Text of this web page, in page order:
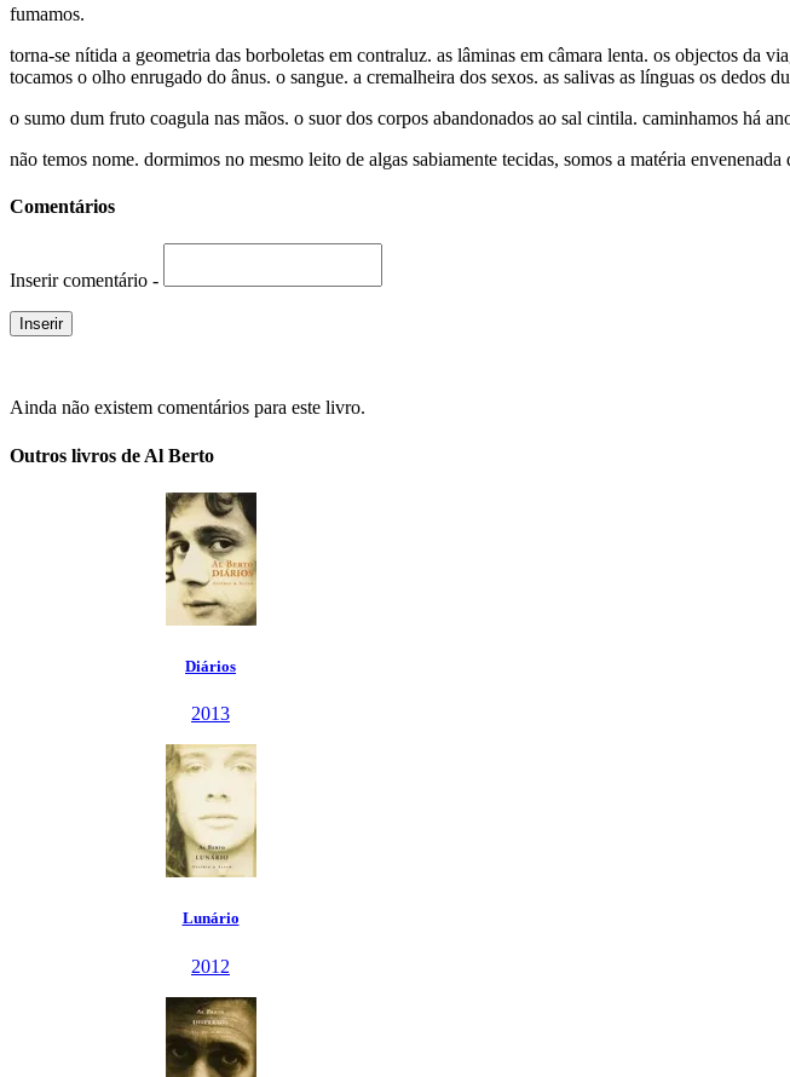
fumamos.
torna-se nítida a geometria das borboletas em contraluz. as lâminas em câmara lenta. os objectos da
tocamos o olho enrugado do ânus. o sangue. a cremalheira dos sexos. as salivas as línguas os dedos
o sumo dum fruto coagula nas mãos. o suor dos corpos abandonados ao sal cintila. caminhamos há
não temos nome. dormimos no mesmo leito de algas sabiamente tecidas, somos a matéria
Comentários
Inserir comentário -
Ainda não existem comentários para este livro.
Outros livros de Al Berto
Diários
2013
Lunário
2012